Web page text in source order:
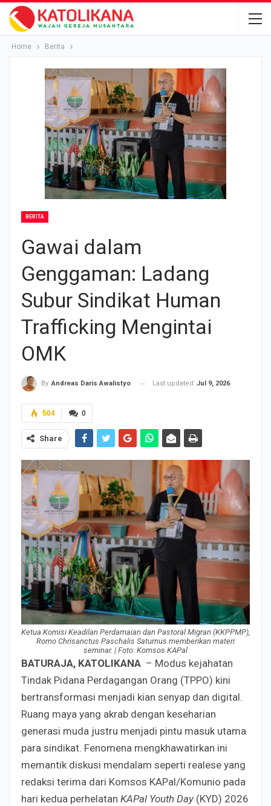
Home Berita
BERITA
Gawai dalam
Genggaman: Ladang
Subur Sindikat Human
Trafficking Mengintai
OMK
By Andreas Daris Awalistyo Last updated Jul 9, 2026
0
504
Share
Ketua Komisi Keadilan Perdamaian dan Pastoral Migran (KKPPMP),
Romo Chrisanctus Paschalis Saturnus memberikan materi
seminar. | Foto: Komsos KAPal
BATURAJA, KATOLIKANA – Modus kejahatan
Tindak Pidana Perdagangan Orang (TPPO) kini
bertransformasi menjadi kian senyap dan digital.
Ruang maya yang akrab dengan keseharian
generasi muda justru menjadi pintu masuk utama
para sindikat. Fenomena mengkhawatirkan ini
memantik diskusi mendalam seperti realese yang
redaksi terima dari Komsos KAPal/Komunio pada
hari kedua perhelatan KAPal Youth Day (KYD) 2026